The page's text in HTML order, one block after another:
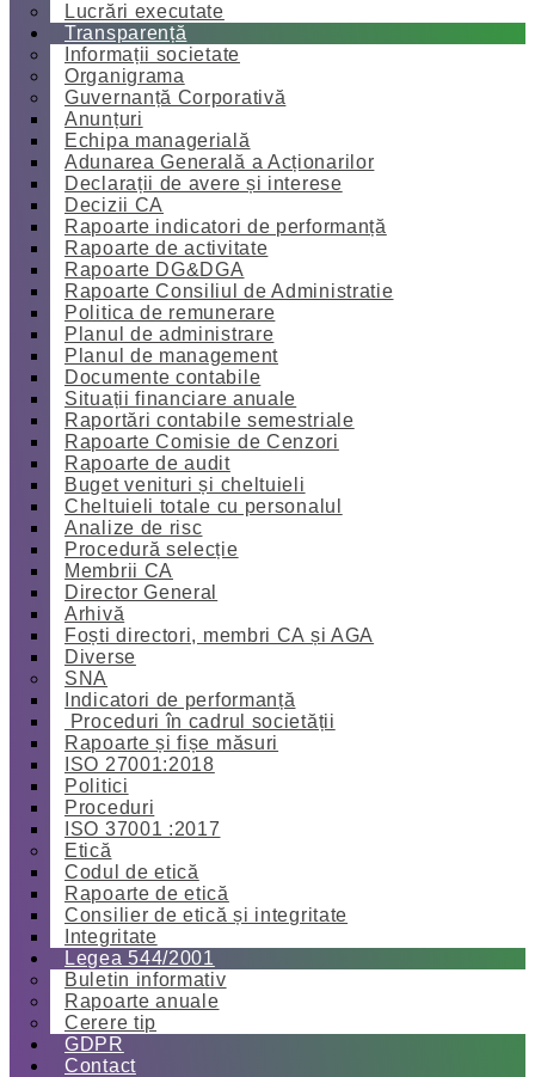
Lucrări executate
Transparență
Informații societate
Organigrama
Guvernanță Corporativă
Anunțuri
Echipa managerială
Adunarea Generală a Acționarilor
Declarații de avere și interese
Decizii CA
Rapoarte indicatori de performanță
Rapoarte de activitate
Rapoarte DG&DGA
Rapoarte Consiliul de Administratie
Politica de remunerare
Planul de administrare
Planul de management
Documente contabile
Situații financiare anuale
Raportări contabile semestriale
Rapoarte Comisie de Cenzori
Rapoarte de audit
Buget venituri și cheltuieli
Cheltuieli totale cu personalul
Analize de risc
Procedură selecție
Membrii CA
Director General
Arhivă
Foști directori, membri CA și AGA
Diverse
SNA
Indicatori de performanță
Proceduri în cadrul societății
Rapoarte și fișe măsuri
ISO 27001:2018
Politici
Proceduri
ISO 37001 :2017
Etică
Codul de etică
Rapoarte de etică
Consilier de etică și integritate
Integritate
Legea 544/2001
Buletin informativ
Rapoarte anuale
Cerere tip
GDPR
Contact